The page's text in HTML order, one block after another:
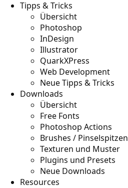
Tipps & Tricks
Übersicht
Photoshop
InDesign
Illustrator
QuarkXPress
Web Development
Neue Tipps & Tricks
Downloads
Übersicht
Free Fonts
Photoshop Actions
Brushes / Pinselspitzen
Texturen und Muster
Plugins und Presets
Neue Downloads
Resources